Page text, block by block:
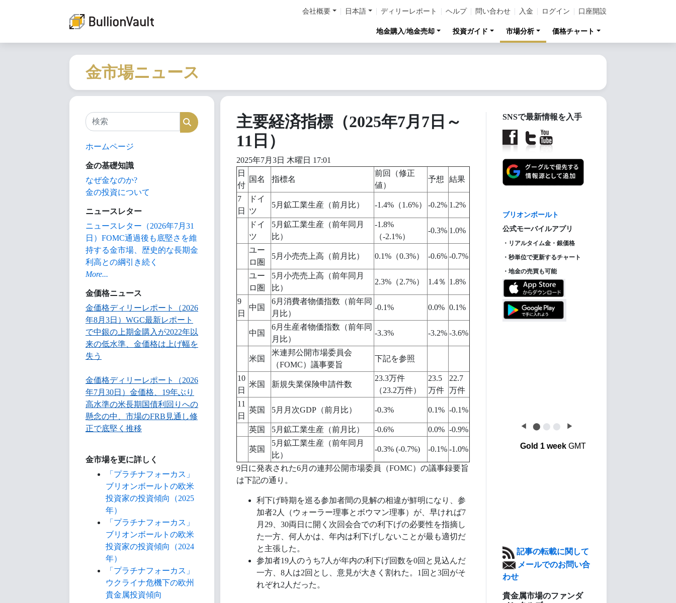
会社概要 日本語 ディリーレポート ヘルプ 問い合わせ 入金 ログイン 口座開設
地金購入/地金売却 投資ガイド 市場分析 価格チャート
金市場ニュース
検索 検索
ホームページ
金の基礎知識
なぜ金なのか?
金の投資について
ニュースレター
ニュースレター（2026年7月31
日）FOMC通過後も底堅さを維
持する金市場、歴史的な長期金
利高との綱引き続く
More...
金価格ニュース
金価格ディリーレポート（2026
年8月3日）WGC最新レポート
で中銀の上期金購入が2022年以
来の低水準、金価格は上げ幅を
失う
金価格ディリーレポート（2026
年7月30日）金価格、19年ぶり
高水準の米長期国債利回りへの
懸念の中、市場のFRB見通し修
正で底堅く推移
金市場を更に詳しく
「プラチナフォーカス」
ブリオンボールトの欧米
投資家の投資傾向（2025
年）
「プラチナフォーカス」
ブリオンボールトの欧米
投資家の投資傾向（2024
年）
「プラチナフォーカス」
ウクライナ危機下の欧州
貴金属投資傾向
主要経済指標（2025年7月7日～
11日）
2025年7月3日 木曜日 17:01
日
付
国名 指標名
前回（修正
値）
予想 結果
7
日
ドイ
ツ
5月鉱工業生産（前月比） -1.4%（1.6%） -0.2% 1.2%
ドイ
ツ
5月鉱工業生産（前年同月
比）
-1.8%
（-2.1%）
-0.3% 1.0%
ユー
ロ圏
5月小売売上高（前月比） 0.1%（0.3%） -0.6% -0.7%
ユー
ロ圏
5月小売売上高（前年同月
比）
2.3%（2.7%） 1.4％ 1.8%
9
日
中国
6月消費者物価指数（前年同
月比）
-0.1% 0.0% 0.1%
中国
6月生産者物価指数（前年同
月比）
-3.3% -3.2% -3.6%
米国
米連邦公開市場委員会
（FOMC）議事要旨
下記を参照
10
日
米国 新規失業保険申請件数
23.3万件
（23.2万件）
23.5
万件
22.7
万件
11
日
英国 5月月次GDP（前月比） -0.3% 0.1% -0.1%
英国 5月鉱工業生産（前月比） -0.6% 0.0% -0.9%
英国
5月鉱工業生産（前年同月
比）
-0.3% (-0.7%) -0.1% -1.0%
9日に発表された6月の連邦公開市場委員（FOMC）の議事録要旨
は下記の通り。
利下げ時期を巡る参加者間の見解の相違が鮮明になり、参
加者2人（ウォーラー理事とボウマン理事）が、早ければ7
月29、30両日に開く次回会合での利下げの必要性を指摘し
た一方、何人かは、年内は利下げしないことが最も適切だ
と主張した。
参加者19人のうち7人が年内の利下げ回数を0回と見込んだ
一方、8人は2回とし、意見が大きく割れた。1回と3回がそ
れぞれ2人だった。
SNSで最新情報を入手
【金投資家インデック
ス】
New! 【金投資家インデッ
クス】金価格は下げ止
◀ ⬤ ⬤ ⬤ ▶
Gold 1 weekGMT
記事の転載に関して
メールでのお問い合
わせ
貴金属市場のファンダ